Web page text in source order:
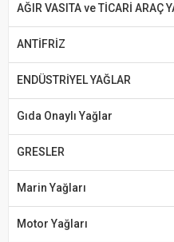
AĞIR VASITA ve TİCARİ ARAÇ
ANTİFRİZ
ENDÜSTRİYEL YAĞLAR
Gıda Onaylı Yağlar
GRESLER
Marin Yağları
Motor Yağları